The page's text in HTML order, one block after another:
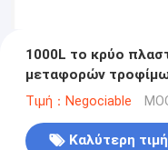
1000L το κρύο
μεταφορών
μεταφορών
Τιμή：Negociable
Καλύτερη τιμή